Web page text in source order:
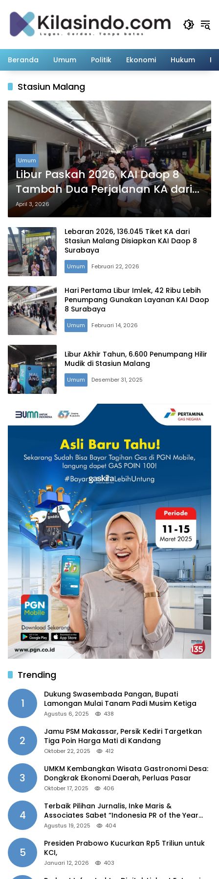
Beranda Umum Politik Ekonomi Hukum
Stasiun Malang
Umum
Libur Paskah 2026, KAI Daop 8
Tambah Dua Perjalanan KA dari
Stasiun Malang
April 3, 2026
Lebaran 2026, 136.045 Tiket KA dari
Stasiun Malang Disiapkan KAI Daop 8
Surabaya
Umum Februari 22, 2026
Hari Pertama Libur Imlek, 42 Ribu Lebih
Penumpang Gunakan Layanan KAI Daop
8 Surabaya
Umum Februari 14, 2026
Libur Akhir Tahun, 6.600 Penumpang Hilir
Mudik di Stasiun Malang
Umum Desember 31, 2025
Trending
1
Dukung Swasembada Pangan, Bupati
Lamongan Mulai Tanam Padi Musim Ketiga
Agustus 6, 2025 438
2
Jamu PSM Makassar, Persik Kediri Targetkan
Tiga Poin Harga Mati di Kandang
Oktober 22, 2025 412
3
UMKM Kembangkan Wisata Gastronomi Desa:
Dongkrak Ekonomi Daerah, Perluas Pasar
Oktober 17, 2025 406
4
Terbaik Pilihan Jurnalis, Inke Maris &
Associates Sabet “Indonesia PR of the Year
2025”
Agustus 19, 2025 404
5
Presiden Prabowo Kucurkan Rp5 Triliun untuk
KCI,
Januari 12, 2026 403